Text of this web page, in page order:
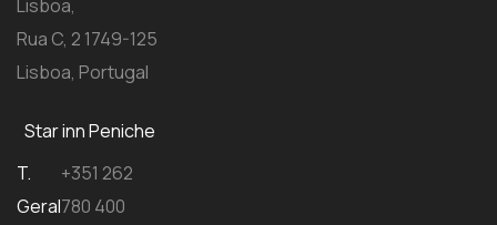
Lisboa,
Rua C, 2 1749-125
Lisboa, Portugal
Star inn Peniche
T.
Geral
+351 262
780 400